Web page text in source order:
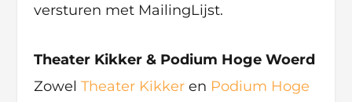
versturen met MailingLijst.
Theater Kikker & Podium Hoge Woerd
Zowel Theater Kikkeren Podium Hoge